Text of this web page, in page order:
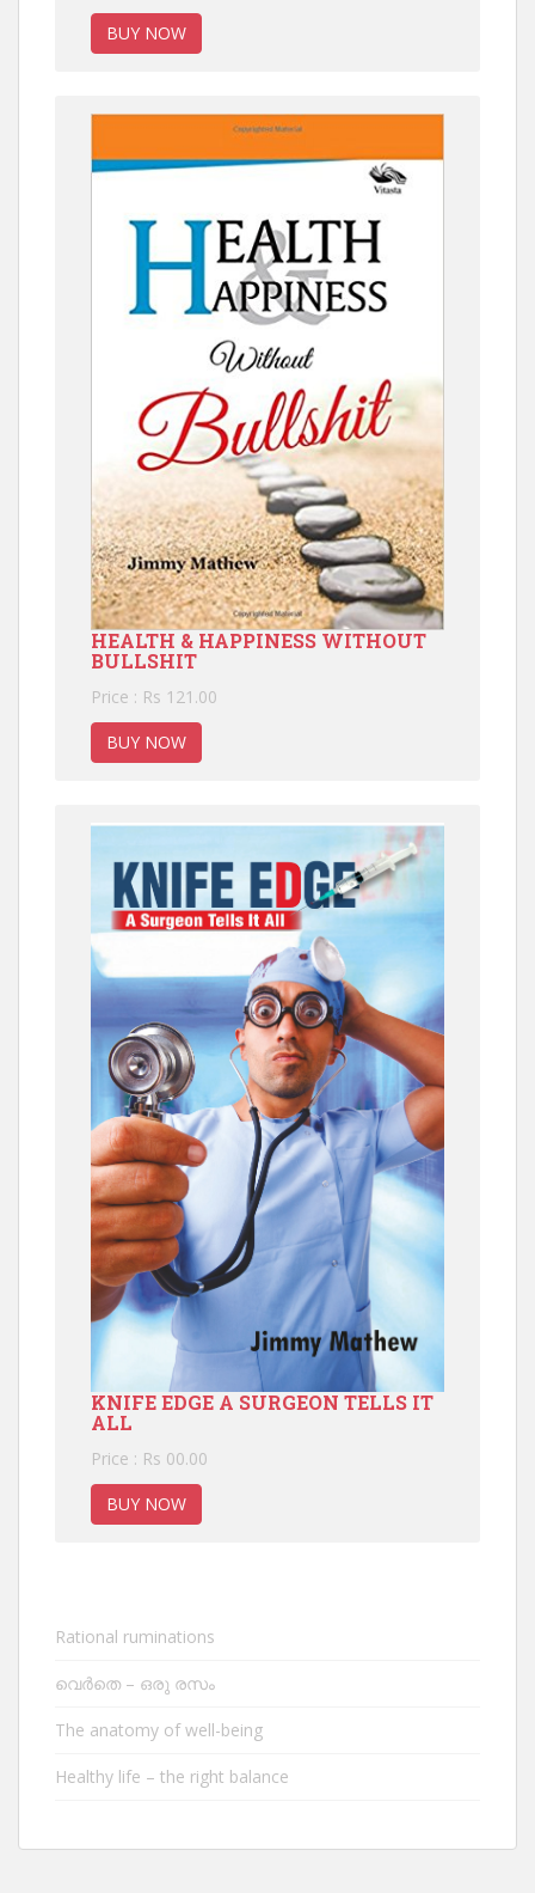
BUY NOW
HEALTH & HAPPINESS WITHOUT
BULLSHIT
Price : Rs 121.00
BUY NOW
KNIFE EDGE A SURGEON TELLS IT
ALL
Price : Rs 00.00
BUY NOW
Rational ruminations
വെർതെ – ഒരു രസം
The anatomy of well-being
Healthy life – the right balance